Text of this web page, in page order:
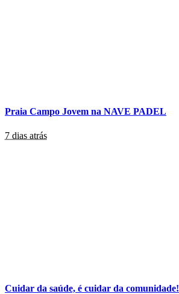
Praia Campo Jovem na NAVE PADEL
7 dias atrás
Cuidar da saúde, é cuidar da comunidade!